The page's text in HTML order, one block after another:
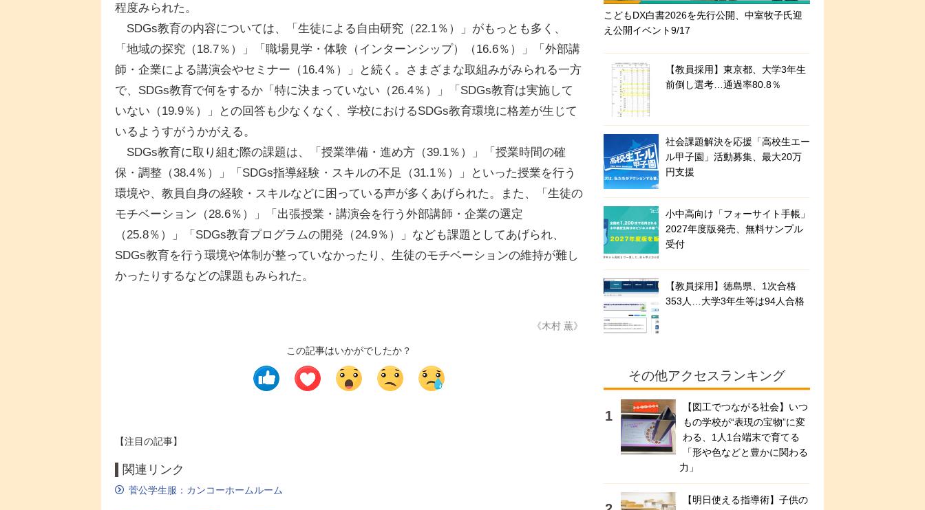
程度みられた。
SDGs教育の内容については、「生徒による自由研究（22.1％）」がもっとも多く、
「地域の探究（18.7％）」「職場見学・体験（インターンシップ）（16.6％）」「外部講
師・企業による講演会やセミナー（16.4％）」と続く。さまざまな取組みがみられる一方
で、SDGs教育で何をするか「特に決まっていない（26.4％）」「SDGs教育は実施して
いない（19.9％）」との回答も少なくなく、学校におけるSDGs教育環境に格差が生じて
いるようすがうかがえる。
SDGs教育に取り組む際の課題は、「授業準備・進め方（39.1％）」「授業時間の確
保・調整（38.4％）」「SDGs指導経験・スキルの不足（31.1％）」といった授業を行う
環境や、教員自身の経験・スキルなどに困っている声が多くあげられた。また、「生徒の
モチベーション（28.6％）」「出張授業・講演会を行う外部講師・企業の選定
（25.8％）」「SDGs教育プログラムの開発（24.9％）」なども課題としてあげられ、
SDGs教育を行う環境や体制が整っていなかったり、生徒のモチベーションの維持が難し
かったりするなどの課題もみられた。
《木村 薫》
この記事はいかがでしたか？
【注目の記事】
関連リンク
菅公学生服：カンコーホームルーム
こどもDX白書2026を先行公開、中室牧子氏迎
え公開イベント9/17
【教員採用】東京都、大学3年生
前倒し選考…通過率80.8％
社会課題解決を応援「高校生エー
ル甲子園」活動募集、最大20万
円支援
小中高向け「フォーサイト手帳」
2027年度版発売、無料サンプル
受付
【教員採用】徳島県、1次合格
353人…大学3年生等は94人合格
その他アクセスランキング
【図工でつながる社会】いつ
もの学校が“表現の宝物”に変
わる、1人1台端末で育てる
「形や色などと豊かに関わる
力」
【明日使える指導術】子供の